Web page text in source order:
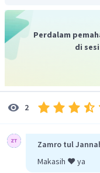
Perdalam
di
2
Zamro tul
Makasih ❤️ ya